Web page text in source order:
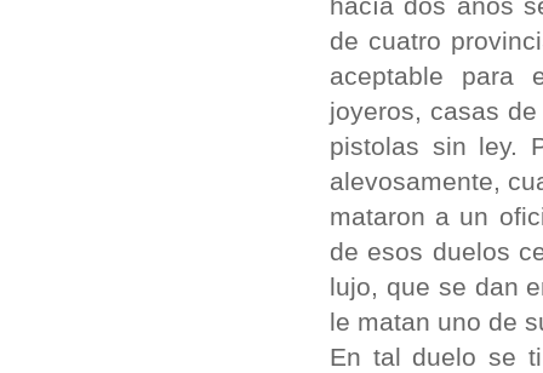
de cuatro
aceptable para
joyeros, casas
pistolas sin ley.
alevosamente,
mataron a un
de esos duelos
lujo, que se dan
le matan uno de
En tal duelo se